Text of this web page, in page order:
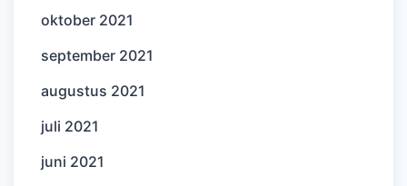
oktober 2021
september 2021
augustus 2021
juli 2021
juni 2021